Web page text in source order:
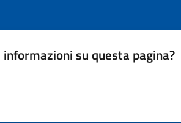
su questa pagina?